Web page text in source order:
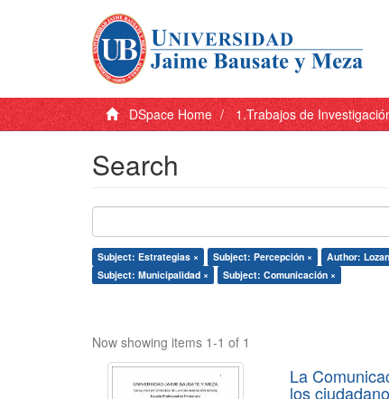
DSpace Home 1.Trabajos de
Search
Subject: Estrategias × Subject: Percepción × Author:
Subject: Municipalidad ×
Subject: Comunicación ×
Now showing items 1-1 of 1
La
los